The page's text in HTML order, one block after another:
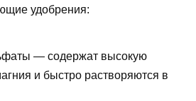
удобрения:
— содержат высокую
и быстро растворяются в